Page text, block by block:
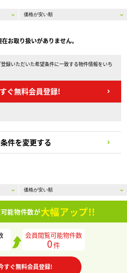
お取り扱いがありません。
録いただいた希望条件に一致する物件情報をいち
ぐ無料会員登録!
件を変更する
能物件数が大幅アップ!!
会員閲覧可能物件数
0件
すぐ無料会員登録!